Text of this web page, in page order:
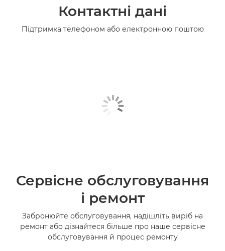
Контактні дані
Підтримка телефоном або електронною поштою
Сервісне обслуговування
і ремонт
Забронюйте обслуговування, надішліть виріб на
ремонт або дізнайтеся більше про наше сервісне
обслуговування й процес ремонту